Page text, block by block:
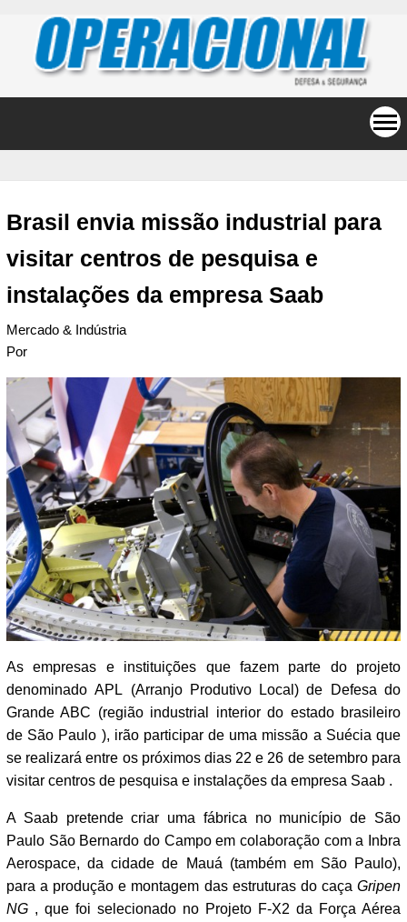
Brasil envia missão industrial para
visitar centros de pesquisa e
instalações da empresa Saab
Mercado & Indústria
Por
As empresas e instituições que fazem parte do projeto
denominado APL (Arranjo Produtivo Local) de Defesa do
Grande ABC (região industrial interior do estado brasileiro
de São Paulo ), irão participar de uma missão a Suécia que
se realizará entre os próximos dias 22 e 26 de setembro para
visitar centros de pesquisa e instalações da empresa Saab .
A Saab pretende criar uma fábrica no município de São
Paulo São Bernardo do Campo em colaboração com a Inbra
Aerospace, da cidade de Mauá (também em São Paulo),
para a produção e montagem das estruturas do caça Gripen
NG , que foi selecionado no Projeto F-X2 da Força Aérea